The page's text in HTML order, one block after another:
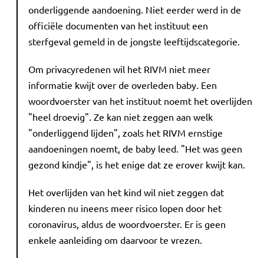
onderliggende aandoening. Niet eerder werd in de
officiële documenten van het instituut een
sterfgeval gemeld in de jongste leeftijdscategorie.
Om privacyredenen wil het RIVM niet meer
informatie kwijt over de overleden baby. Een
woordvoerster van het instituut noemt het overlijden
"heel droevig". Ze kan niet zeggen aan welk
"onderliggend lijden", zoals het RIVM ernstige
aandoeningen noemt, de baby leed. "Het was geen
gezond kindje", is het enige dat ze erover kwijt kan.
Het overlijden van het kind wil niet zeggen dat
kinderen nu ineens meer risico lopen door het
coronavirus, aldus de woordvoerster. Er is geen
enkele aanleiding om daarvoor te vrezen.